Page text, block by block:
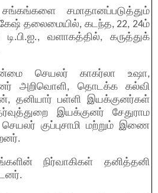
சமாதானப்படுத்தும்
தலைமையில், கடந்த, 22, 24ம்
வளாகத்தில், கருத்துக்
செயலர் காகர்லா உஷா,
அறிவொளி, தொடக்க கல்வி
தனியார் பள்ளி இயக்குனர்கள்
இயக்குனர் சேதுராம
குப்புசாமி மற்றும் இணை
நிர்வாகிகள் தனித்தனி